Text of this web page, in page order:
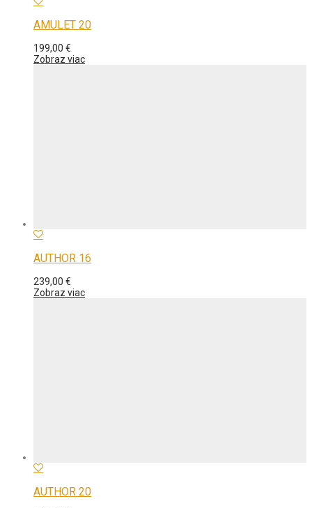
AMULET 20
199,00 €
Zobraz viac
AUTHOR 16
239,00 €
Zobraz viac
AUTHOR 20